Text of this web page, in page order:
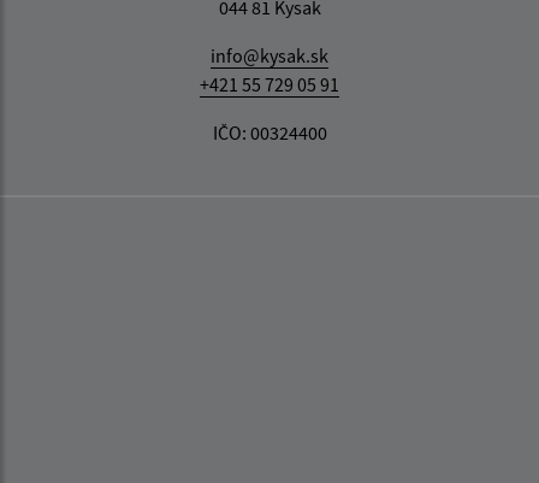
044 81 Kysak
info@kysak.sk
+421 55 729 05 91
IČO: 00324400